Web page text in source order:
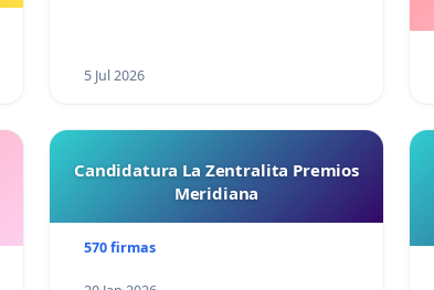
5 Jul 2026
Candidatura La Zentralita Premios
Meridiana
570 firmas